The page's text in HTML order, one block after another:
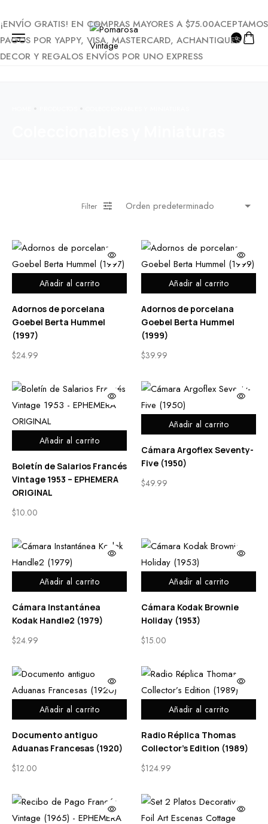
¡ENVÍO GRATIS! EN COMPRAS MAYORES A $75.00ACEPTAMOS
PAGOS POR YAPPY, VISA, MASTERCARD, ACHANTIQUES -
DECOR Y REGALOS ENVÍOS POR UNO EXPRESS
0
Filter
Añadir al carrito
Adornos de porcelana
Goebel Berta Hummel
(1997)
$24.99
Añadir al carrito
Adornos de porcelana
Goebel Berta Hummel
(1999)
$39.99
Añadir al carrito
Boletín de Salarios Francés
Vintage 1953 – EPHEMERA
ORIGINAL
$10.00
Añadir al carrito
Cámara Argoflex Seventy-
Five (1950)
$49.99
Añadir al carrito
Cámara Instantánea
Kodak Handle2 (1979)
$24.99
Añadir al carrito
Cámara Kodak Brownie
Holiday (1953)
$15.00
Añadir al carrito
Documento antiguo
Aduanas Francesas (1920)
$12.00
Añadir al carrito
Radio Réplica Thomas
Collector’s Edition (1989)
$124.99